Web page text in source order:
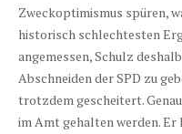
Zweckoptimismus spüren,
historisch schlechtesten
angemessen, Schulz
Abschneiden der SPD zu
trotzdem gescheitert.
im Amt gehalten werden.